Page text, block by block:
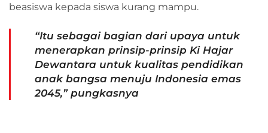
beasiswa kepada siswa kurang mampu.
“Itu sebagai bagian dari upaya untuk
menerapkan prinsip-prinsip Ki Hajar
Dewantara untuk kualitas pendidikan
anak bangsa menuju Indonesia emas
2045,” pungkasnya